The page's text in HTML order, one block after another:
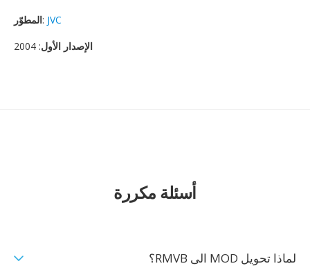
المطوّر: JVC
الإصدار الأول: 2004
أسئلة مكررة
لماذا تحويل MOD الى RMVB؟